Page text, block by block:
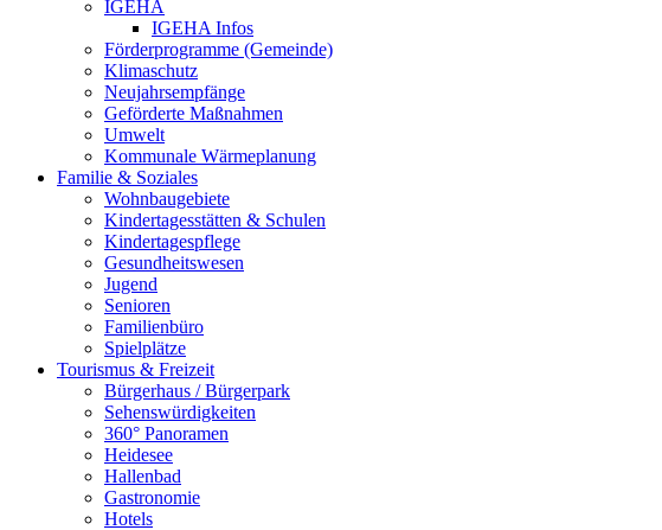
IGEHA
IGEHA Infos
Förderprogramme (Gemeinde)
Klimaschutz
Neujahrsempfänge
Geförderte Maßnahmen
Umwelt
Kommunale Wärmeplanung
Familie & Soziales
Wohnbaugebiete
Kindertagesstätten & Schulen
Kindertagespflege
Gesundheitswesen
Jugend
Senioren
Familienbüro
Spielplätze
Tourismus & Freizeit
Bürgerhaus / Bürgerpark
Sehenswürdigkeiten
360° Panoramen
Heidesee
Hallenbad
Gastronomie
Hotels